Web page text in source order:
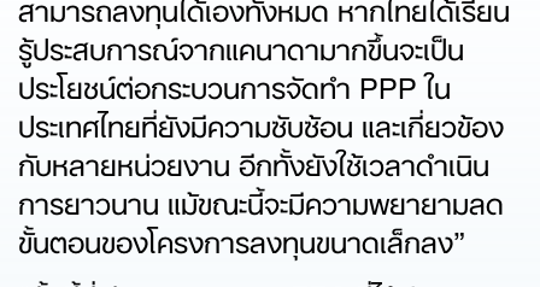
รู้ประสบการณ์จากแคนาดามากขึ้นจะเป็น
ประโยชน์ต่อกระบวนการจัดทำ PPP ใน
ประเทศไทยที่ยังมีความซับซ้อน และเกี่ยวข้อง
กับหลายหน่วยงาน อีกทั้งยังใช้เวลาดำเนิน
การยาวนาน แม้ขณะนี้จะมีความพยายามลด
ขั้นตอนของโครงการลงทุนขนาดเล็กลง”